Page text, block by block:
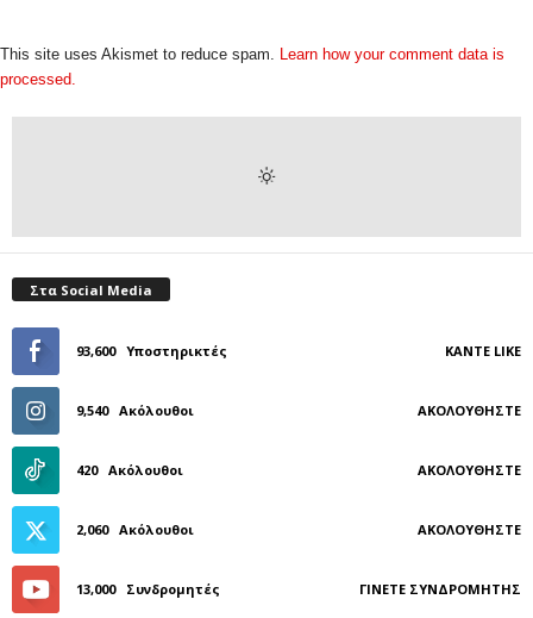
This site uses Akismet to reduce spam. Learn how your comment data is
processed.
Στα Social Media
93,600 Υποστηρικτές ΚΆΝΤΕ LIKE
9,540 Ακόλουθοι ΑΚΟΛΟΥΘΉΣΤΕ
420 Ακόλουθοι ΑΚΟΛΟΥΘΉΣΤΕ
2,060 Ακόλουθοι ΑΚΟΛΟΥΘΉΣΤΕ
13,000 Συνδρομητές ΓΊΝΕΤΕ ΣΥΝΔΡΟΜΗΤΉΣ